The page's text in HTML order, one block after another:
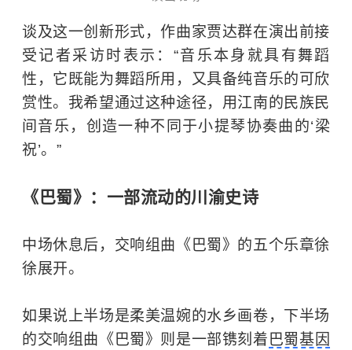
谈及这一创新形式，作曲家贾达群在演出前接
受记者采访时表示：“音乐本身就具有舞蹈
性，它既能为舞蹈所用，又具备纯音乐的可欣
赏性。我希望通过这种途径，用江南的民族民
间音乐，创造一种不同于小提琴协奏曲的‘梁
祝’。”
《巴蜀》：一部流动的川渝史诗
中场休息后，交响组曲《巴蜀》的五个乐章徐
徐展开。
如果说上半场是柔美温婉的水乡画卷，下半场
的交响组曲《巴蜀》则是一部镌刻着 巴蜀基因